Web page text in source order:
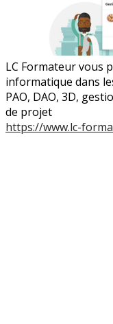
LC Formateur vous
informatique dans
PAO, DAO, 3D,
de projet
https://www.lc-